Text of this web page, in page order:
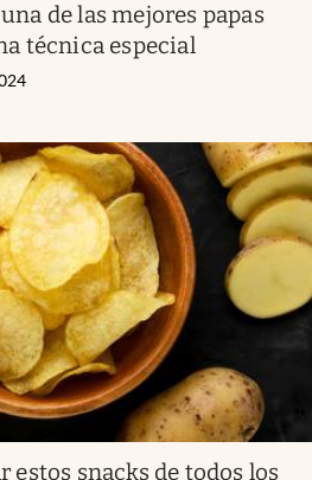
de las mejores papas
técnica especial
estos snacks de todos los